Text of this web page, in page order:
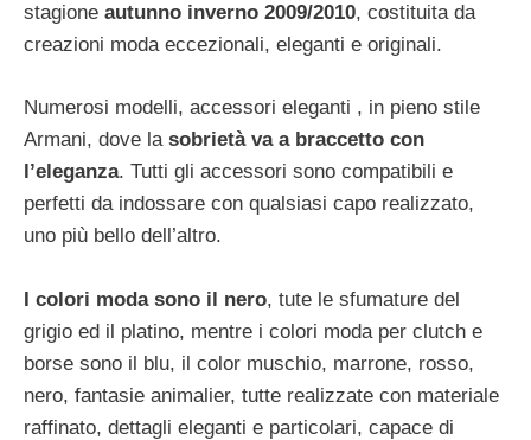
stagione autunno inverno 2009/2010, costituita da
creazioni moda eccezionali, eleganti e originali.
Numerosi modelli, accessori eleganti , in pieno stile
Armani, dove la sobrietà va a braccetto con
l’eleganza. Tutti gli accessori sono compatibili e
perfetti da indossare con qualsiasi capo realizzato,
uno più bello dell’altro.
I colori moda sono il nero, tute le sfumature del
grigio ed il platino, mentre i colori moda per clutch e
borse sono il blu, il color muschio, marrone, rosso,
nero, fantasie animalier, tutte realizzate con materiale
raffinato, dettagli eleganti e particolari, capace di